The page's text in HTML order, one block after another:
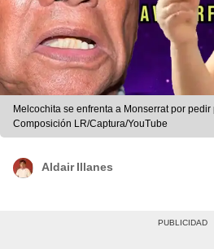
Melcochita se enfrenta a Monserrat por
Composición LR/Captura/YouTube
Aldair Illanes